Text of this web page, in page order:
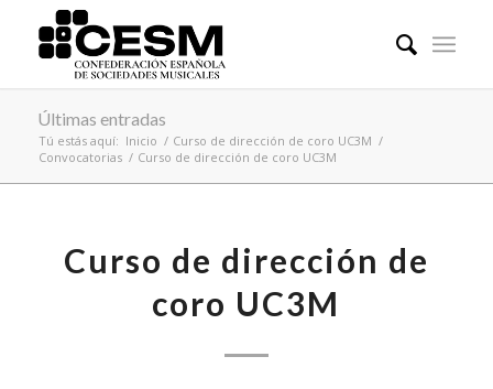
Últimas entradas
Tú estás aquí: Inicio / Curso de dirección de coro UC3M /
Convocatorias / Curso de dirección de coro UC3M
Curso de dirección de
coro UC3M